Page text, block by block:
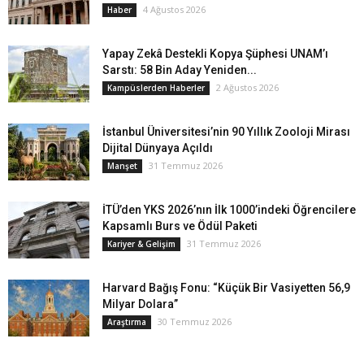
Haber 4 Ağustos 2026
Yapay Zekâ Destekli Kopya Şüphesi UNAM’ı
Sarstı: 58 Bin Aday Yeniden...
Kampüslerden Haberler 2 Ağustos 2026
İstanbul Üniversitesi’nin 90 Yıllık Zooloji Mirası
Dijital Dünyaya Açıldı
Manşet 31 Temmuz 2026
İTÜ’den YKS 2026’nın İlk 1000’indeki Öğrencilere
Kapsamlı Burs ve Ödül Paketi
Kariyer & Gelişim 31 Temmuz 2026
Harvard Bağış Fonu: “Küçük Bir Vasiyetten 56,9
Milyar Dolara”
Araştırma 30 Temmuz 2026